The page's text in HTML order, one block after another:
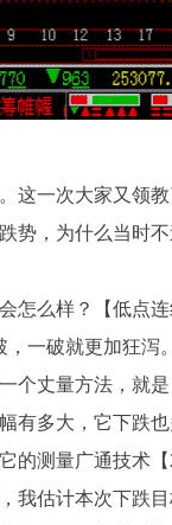
这一次大家又领
势，为什么当时
怎么样？【低点
，一破就更加狂
个丈量方法，就
有多大，它下跌
的测量广通技术
我估计本次下跌